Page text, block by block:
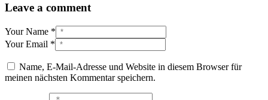
Leave a comment
Your Name *
Your Email *
Name, E-Mail-Adresse und Website in diesem Browser für
meinen nächsten Kommentar speichern.